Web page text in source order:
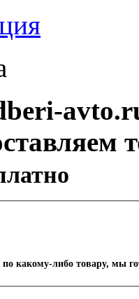
по какому-либо товару, мы